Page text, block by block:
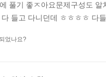
풀기 좋ㅈ아요문제구성도
들고 다니던데 ㅎㅎㅎㅎ 다
었나요?